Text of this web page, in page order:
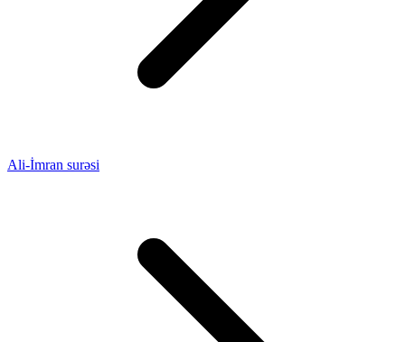
Ali-İmran surəsi